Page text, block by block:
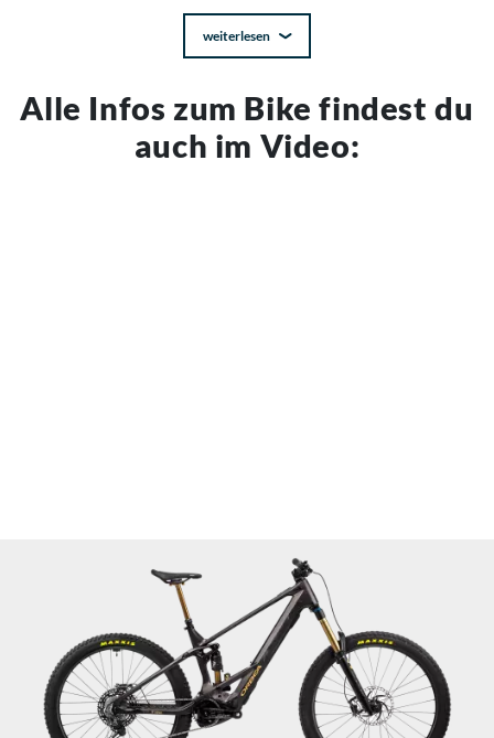
weiterlesen
Alle Infos zum Bike findest du
auch im Video: